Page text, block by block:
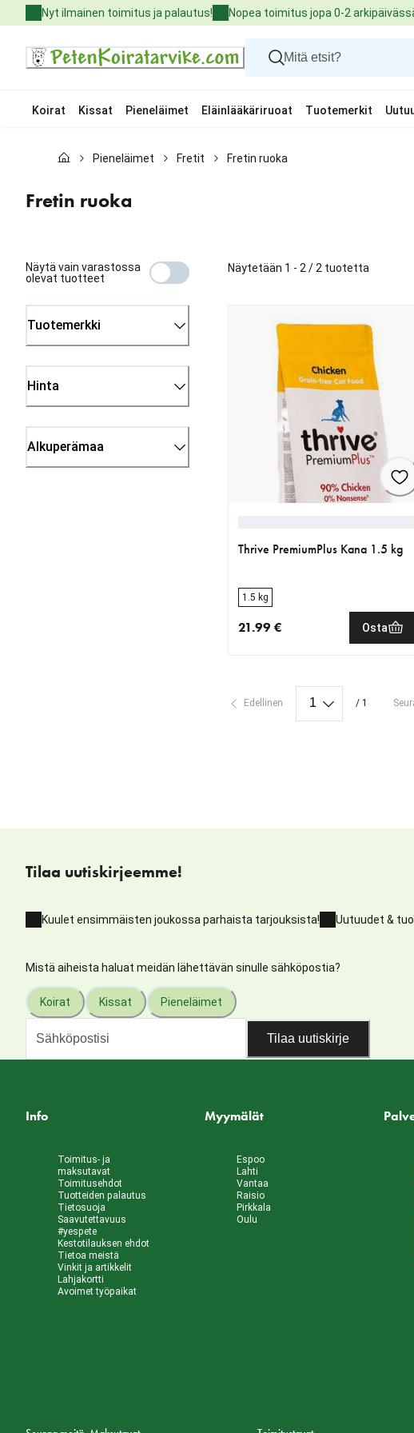
to
Nyt ilmainen toimitus ja palautus! Nopea toimitus jopa 0-2
Koirat Kissat Pieneläimet Eläinlääkäriruoat Tuotemerkit
Kissat
Eläinlääkäriruoat
Tuotemerkit
Palvelut
Pieneläimet Fretit Fretin ruoka
Fretin ruoka
Näytä vain varastossa
olevat tuotteet
Tuotemerkki
Hinta
Alkuperämaa
Näytetään 1 - 2 / 2 tuotetta
Thrive PremiumPlus Kana 1.5 kg
1.5 kg
21.99 € Osta
Edellinen / 1
Tilaa uutiskirjeemme!
Kuulet ensimmäisten joukossa parhaista tarjouksista! Uutuudet &
Mistä aiheista haluat meidän lähettävän sinulle sähköpostia?
Koirat Kissat Pieneläimet
Tilaa uutiskirje
Info
Toimitus- ja
maksutavat
Toimitusehdot
Tuotteiden palautus
Tietosuoja
Saavutettavuus
#yespete
Kestotilauksen ehdot
Tietoa meistä
Vinkit ja artikkelit
Lahjakortti
Avoimet työpaikat
Myymälät
Espoo
Lahti
Vantaa
Raisio
Pirkkala
Oulu